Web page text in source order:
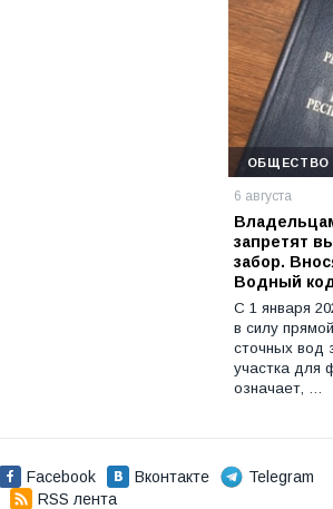
ОБЩЕСТВО
6 августа
запретят
забор.
Водный
С 1 января
в силу
сточных вод
участка для
означает, …
Facebook Вконтакте
Telegram
RSS лента